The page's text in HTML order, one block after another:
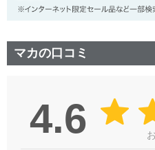
マカの口コミ
4.6